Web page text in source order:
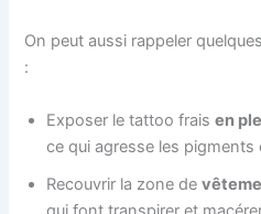
On peut aussi rappeler
:
Exposer le tattoo fraisen
ce qui agresse les pigments
Recouvrir la zone de